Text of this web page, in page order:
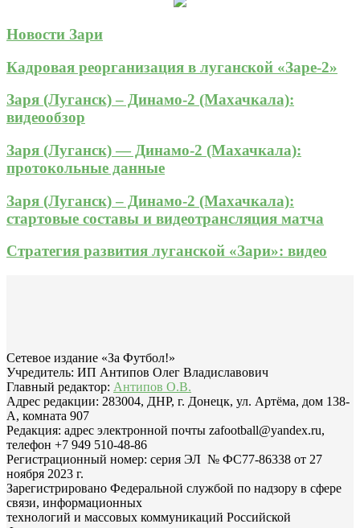
Новости Зари
Кадровая реорганизация в луганской «Заре-2»
Заря (Луганск) – Динамо-2 (Махачкала):
видеообзор
Заря (Луганск) — Динамо-2 (Махачкала):
протокольные данные
Заря (Луганск) – Динамо-2 (Махачкала):
стартовые составы и видеотрансляция матча
Стратегия развития луганской «Зари»: видео
Сетевое издание «За Футбол!»
Учредитель: ИП Антипов Олег Владиславович
Главный редактор: Антипов О.В.
Адрес редакции: 283004, ДНР, г. Донецк, ул. Артёма, дом 138-
А, комната 907
Редакция: адрес электронной почты zafootball@yandex.ru,
телефон +7 949 510-48-86
Регистрационный номер: серия ЭЛ № ФС77-86338 от 27
ноября 2023 г.
Зарегистрировано Федеральной службой по надзору в сфере
связи, информационных
технологий и массовых коммуникаций Российской